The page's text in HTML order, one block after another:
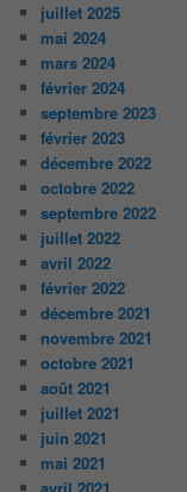
juillet 2025
mai 2024
mars 2024
février 2024
septembre 2023
février 2023
décembre 2022
octobre 2022
septembre 2022
juillet 2022
avril 2022
février 2022
décembre 2021
novembre 2021
octobre 2021
août 2021
juillet 2021
juin 2021
mai 2021